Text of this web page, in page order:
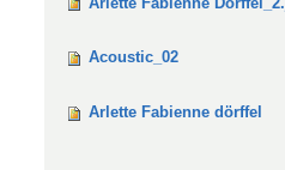
Acoustic_02
Arlette Fabienne dörffel